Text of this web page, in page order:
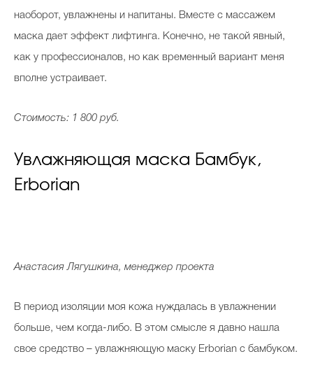
наоборот, увлажнены и напитаны. Вместе с массажем
маска дает эффект лифтинга. Конечно, не такой явный,
как у профессионалов, но как временный вариант меня
вполне устраивает.
Стоимость: 1 800 руб.
Увлажняющая маска Бамбук,
Erborian
Анастасия Лягушкина, менеджер проекта
В период изоляции моя кожа нуждалась в увлажнении
больше, чем когда-либо. В этом смысле я давно нашла
свое средство – увлажняющую маску Erborian с бамбуком.